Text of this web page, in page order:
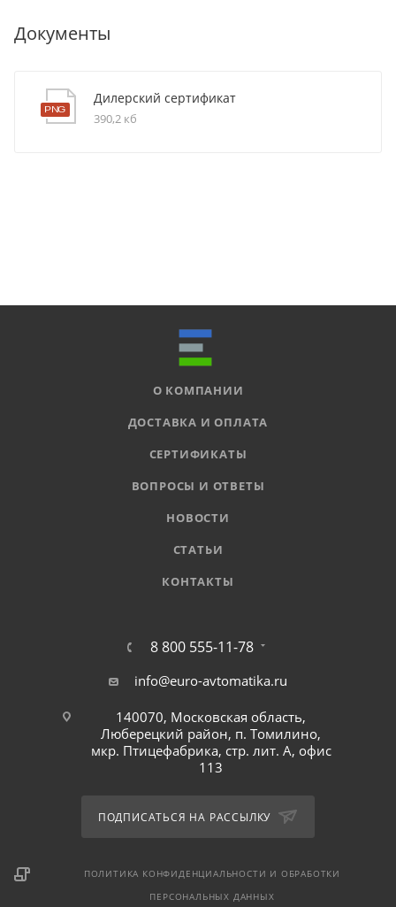
Документы
Дилерский сертификат
390,2 кб
О КОМПАНИИ
ДОСТАВКА И ОПЛАТА
СЕРТИФИКАТЫ
ВОПРОСЫ И ОТВЕТЫ
НОВОСТИ
СТАТЬИ
КОНТАКТЫ
8 800 555-11-78
info@euro-avtomatika.ru
140070, Московская область,
Люберецкий район, п. Томилино,
мкр. Птицефабрика, стр. лит. А, офис
113
ПОДПИСАТЬСЯ НА РАССЫЛКУ
ПОЛИТИКА КОНФИДЕНЦИАЛЬНОСТИ И ОБРАБОТКИ
ПЕРСОНАЛЬНЫХ ДАННЫХ